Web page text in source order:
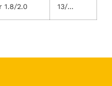
1.8/2.0 13/...